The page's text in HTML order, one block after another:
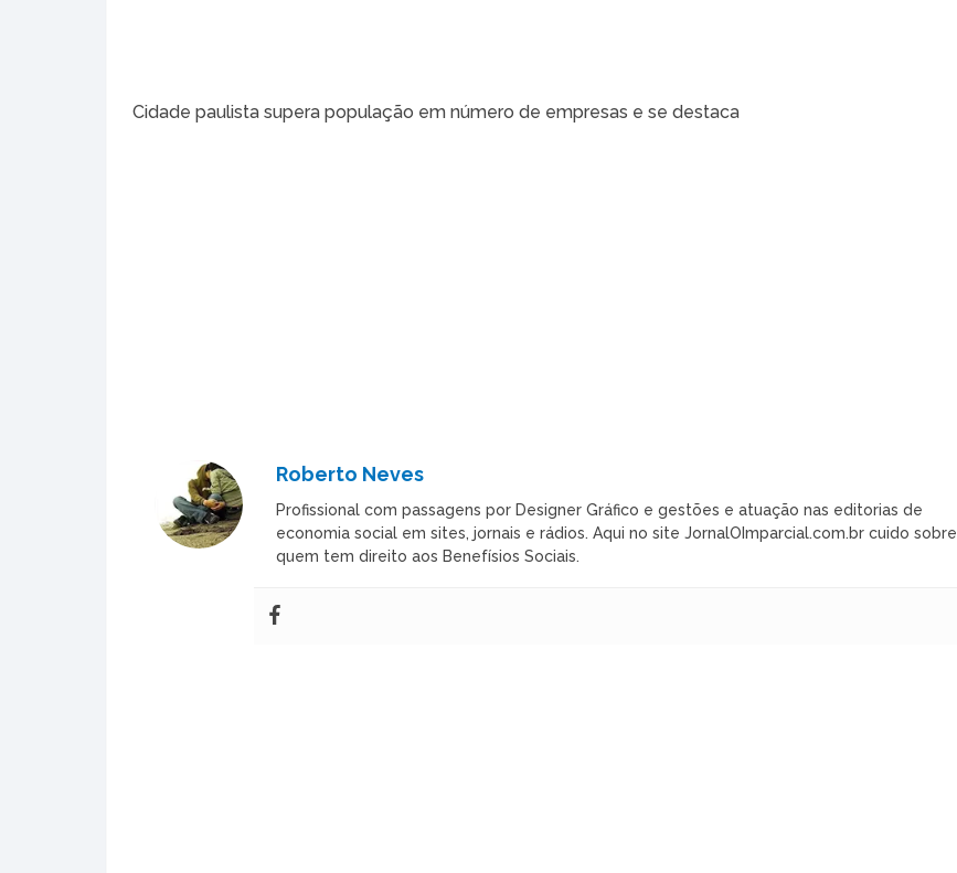
Cidade paulista supera população em número de empresas e se destaca
Roberto Neves
Profissional com passagens por Designer Gráfico e gestões e atuação nas editorias de
economia social em sites, jornais e rádios. Aqui no site JornalOImparcial.com.br cuido sobre
quem tem direito aos Benefísios Sociais.